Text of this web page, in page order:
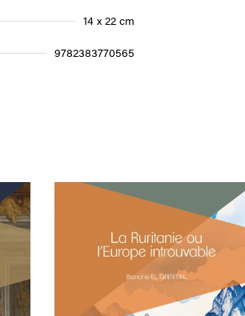
14 x 22 cm
9782383770565